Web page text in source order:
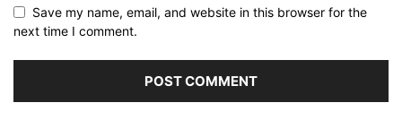
Save my name, email, and website in this browser for the
next time I comment.